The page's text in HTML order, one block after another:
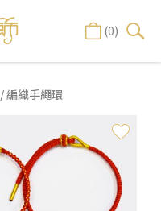
(0)
/ 編織手繩環